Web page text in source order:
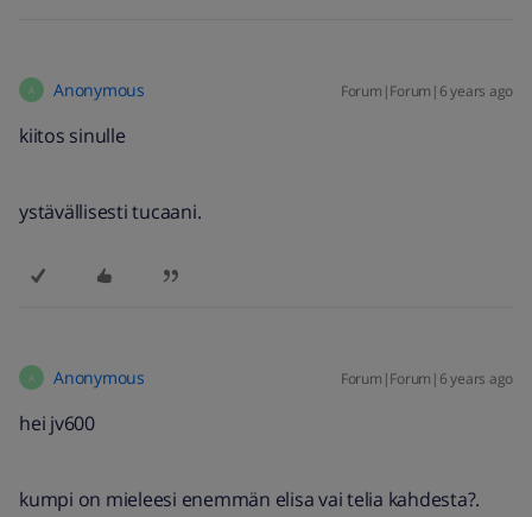
A Anonymous Forum|Forum|6 years ago
kiitos sinulle
ystävällisesti tucaani.
A Anonymous Forum|Forum|6 years ago
hei jv600
kumpi on mieleesi enemmän elisa vai telia kahdesta?.